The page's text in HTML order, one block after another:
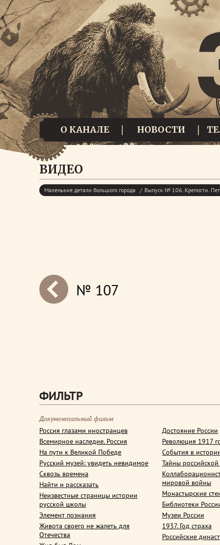
О КАНАЛЕ НОВОСТИ
ВИДЕО
Маленькие детали большого города Выпуск № 106. Крепости.
next№ 107
ФИЛЬТР
Документальный фильм
Россия глазами иностранцев
Всемирное наследие. Россия
На пути к Великой Победе
Русский музей: увидеть невидимое
Сквозь времена
Найти и рассказать
Неизвестные страницы истории
русской школы
Элемент познания
Живота своего не жалеть для
Отечества
Достояние России
Революция 1917
События в
Тайны
мировой войны
Монастырские
Библиотеки
Музеи России
1937. Год страха
Российские